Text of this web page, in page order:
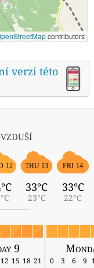
contributors
verzi této
12 THU 13
33°C
23°C
FRI 14
33°C
22°C
9
12 15 18 21 0 3 6 9